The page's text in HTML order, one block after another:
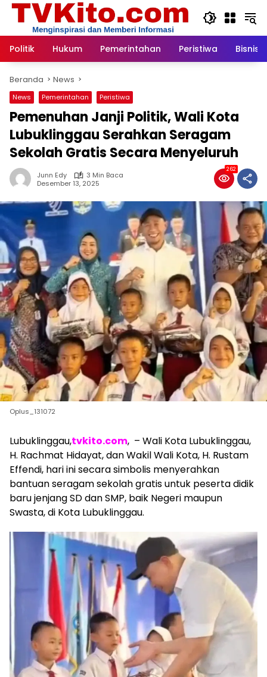
Langsung
Politik
Hukum Pemerintahan Peristiwa Bisnis
Beranda News
News Pemerintahan Peristiwa
Pemenuhan Janji Politik, Wali Kota
Lubuklinggau Serahkan Seragam
Sekolah Gratis Secara Menyeluruh
Junn Edy
3 Min Baca
Desember 13, 2025
262
Oplus_131072
Lubuklinggau,tvkito.com, – Wali Kota Lubuklinggau,
H. Rachmat Hidayat, dan Wakil Wali Kota, H. Rustam
Effendi, hari ini secara simbolis menyerahkan
bantuan seragam sekolah gratis untuk peserta didik
baru jenjang SD dan SMP, baik Negeri maupun
Swasta, di Kota Lubuklinggau.